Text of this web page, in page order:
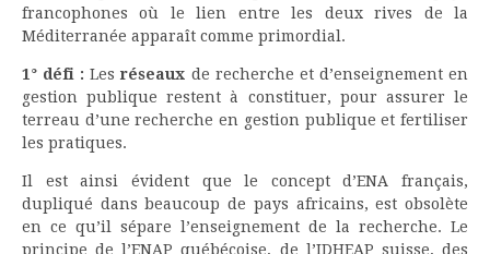
francophones où le lien entre les deux rives de la
Méditerranée apparaît comme primordial.
1° défi : Lesréseaux de recherche et d’enseignement en
gestion publique restent à constituer, pour assurer le
terreau d’une recherche en gestion publique et fertiliser
les pratiques.
Il est ainsi évident que le concept d’ENA français,
dupliqué dans beaucoup de pays africains, est obsolète
en ce qu’il sépare l’enseignement de la recherche. Le
principe de l’ENAP québécoise, de l’IDHEAP suisse, des